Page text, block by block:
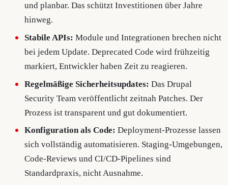
und planbar. Das schützt Investitionen über Jahre
hinweg.
Stabile APIs: Module und Integrationen brechen nicht
bei jedem Update. Deprecated Code wird frühzeitig
markiert, Entwickler haben Zeit zu reagieren.
Regelmäßige Sicherheitsupdates: Das Drupal
Security Team veröffentlicht zeitnah Patches. Der
Prozess ist transparent und gut dokumentiert.
Konfiguration als Code: Deployment-Prozesse lassen
sich vollständig automatisieren. Staging-Umgebungen,
Code-Reviews und CI/CD-Pipelines sind
Standardpraxis, nicht Ausnahme.